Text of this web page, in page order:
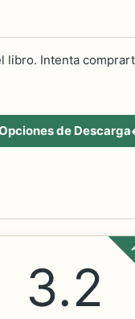
Intenta
de Descarga
3.2